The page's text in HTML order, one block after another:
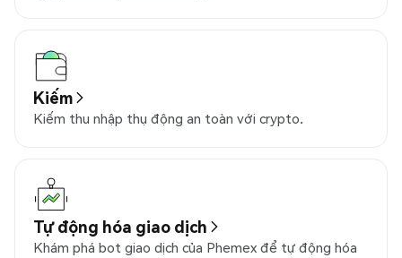
Kiếm
Kiếm thu nhập thụ động an toàn với crypto.
Tự động hóa giao dịch
Khám phá bot giao dịch của Phemex để tự động hóa